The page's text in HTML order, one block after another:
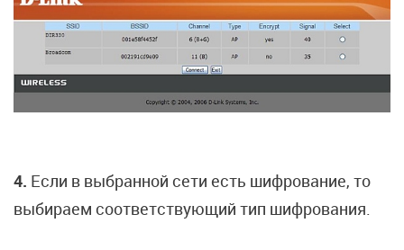
4. Если в выбранной сети есть шифрование, то
выбираем соответствующий тип шифрования.